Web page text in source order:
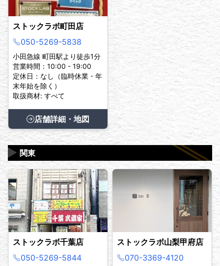
ストックラボ町田店
050-5269-5838
小田急線 町田駅より徒歩1分
営業時間：10:00 - 19:00
定休日：なし（臨時休業・年
末年始を除く）
取扱商材: すべて
店舗詳細・地図
関東
▶
ストックラボ千葉店
050-5269-5844
ストックラボ山梨甲府店
070-3369-4120